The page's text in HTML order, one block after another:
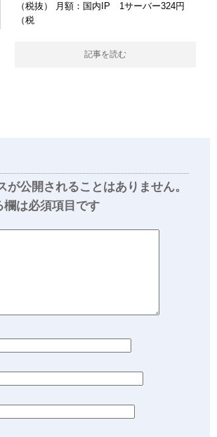
（税抜） 月額：国内IP 1サーバー324円
（税
記事を読む
が公開されることはありません。
欄は必須項目です